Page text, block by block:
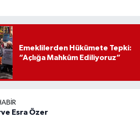
Emeklilerden Hükümete Tepki:
“Açlığa Mahkûm Ediliyoruz”
Esra Özer